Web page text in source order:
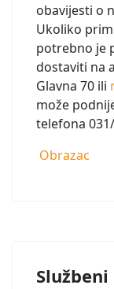
obavijesti o
Ukoliko
potrebno je
dostaviti na
Glavna 70 ili
može
telefona
Obrazac